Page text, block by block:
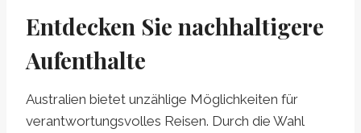
Entdecken Sie nachhaltigere
Aufenthalte
Australien bietet unzählige Möglichkeiten für
verantwortungsvolles Reisen. Durch die Wahl